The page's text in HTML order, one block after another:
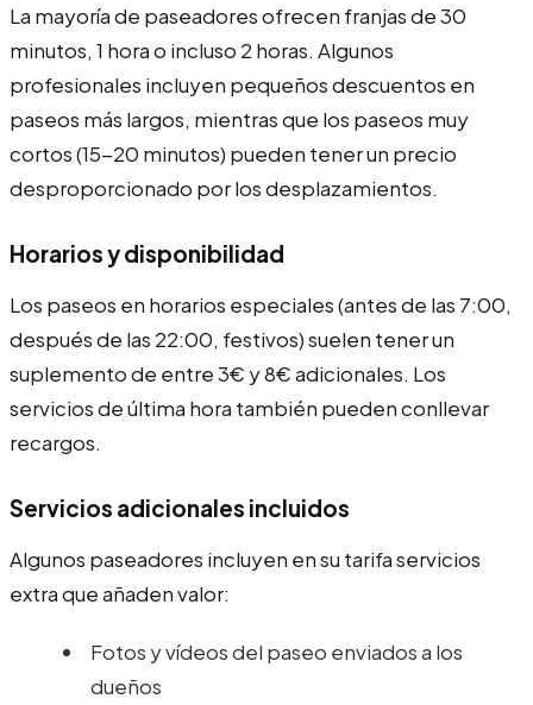
La mayoría de paseadores ofrecen franjas de 30
minutos, 1 hora o incluso 2 horas. Algunos
profesionales incluyen pequeños descuentos en
paseos más largos, mientras que los paseos muy
cortos (15-20 minutos) pueden tener un precio
desproporcionado por los desplazamientos.
Horarios y disponibilidad
Los paseos en horarios especiales (antes de las 7:00,
después de las 22:00, festivos) suelen tener un
suplemento de entre 3€ y 8€ adicionales. Los
servicios de última hora también pueden conllevar
recargos.
Servicios adicionales incluidos
Algunos paseadores incluyen en su tarifa servicios
extra que añaden valor:
Fotos y vídeos del paseo enviados a los
dueños